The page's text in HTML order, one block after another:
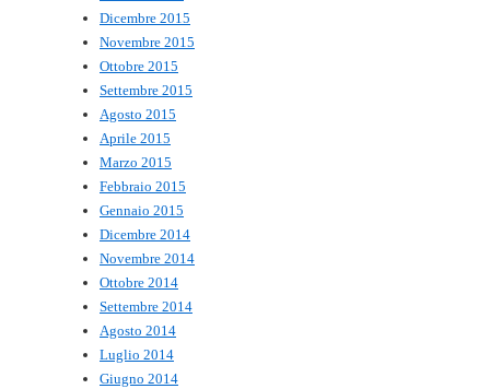
Dicembre 2015
Novembre 2015
Ottobre 2015
Settembre 2015
Agosto 2015
Aprile 2015
Marzo 2015
Febbraio 2015
Gennaio 2015
Dicembre 2014
Novembre 2014
Ottobre 2014
Settembre 2014
Agosto 2014
Luglio 2014
Giugno 2014